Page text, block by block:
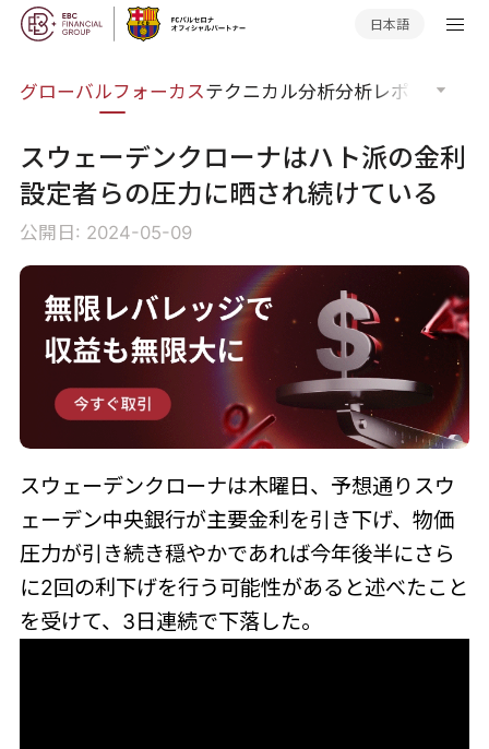
日本語
グローバルフォーカステクニカル分析分析レポート
スウェーデンクローナはハト派の金利
設定者らの圧力に晒され続けている
公開日: 2024-05-09
スウェーデンクローナは木曜日、予想通りスウ
ェーデン中央銀行が主要金利を引き下げ、物価
圧力が引き続き穏やかであれば今年後半にさら
に2回の利下げを行う可能性があると述べたこと
を受けて、3日連続で下落した。